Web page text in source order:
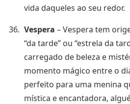
vida daqueles ao seu redor.
Vespera – Vespera tem
“da tarde” ou “estrela da
carregado de beleza e
momento mágico entre o
perfeito para uma menina
mística e encantadora,